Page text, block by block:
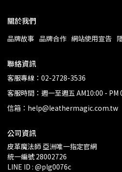
關於我們
品牌故事 品牌合作 網站使用宣告
聯絡資訊
客服專線：02-2728-3536
客服時間：週一至週五 AM10:00 - PM
信箱：help@leathermagic.com.tw
公司資訊
皮革魔法師 亞洲唯一指定官網
統一編號 28002726
LINE ID : @plg0076c